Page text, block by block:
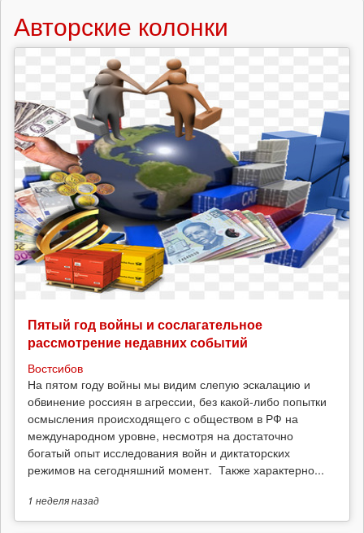
Авторские колонки
Пятый год войны и сослагательное
рассмотрение недавних событий
Востсибов
На пятом году войны мы видим слепую эскалацию и
обвинение россиян в агрессии, без какой-либо попытки
осмысления происходящего с обществом в РФ на
международном уровне, несмотря на достаточно
богатый опыт исследования войн и диктаторских
режимов на сегодняшний момент. Также характерно...
1 неделяназад